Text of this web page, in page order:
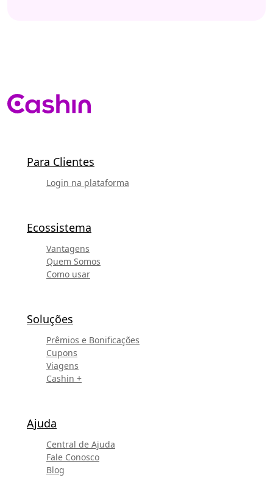
Ecossistema
Vantagens
Quem Somos
Como usar
Soluções
Prêmios e Bonificações
Cupons
Viagens
Cashin +
Ajuda
Central de Ajuda
Fale Conosco
Blog
Para Clientes
Login na plataforma